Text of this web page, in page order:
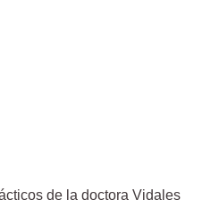
de la doctora Vidales